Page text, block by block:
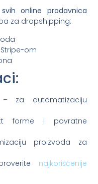
svih online prodavnica
za dropshipping:
om
– za automatizaciju
forme i povratne
proizvoda za
najkorišćenije